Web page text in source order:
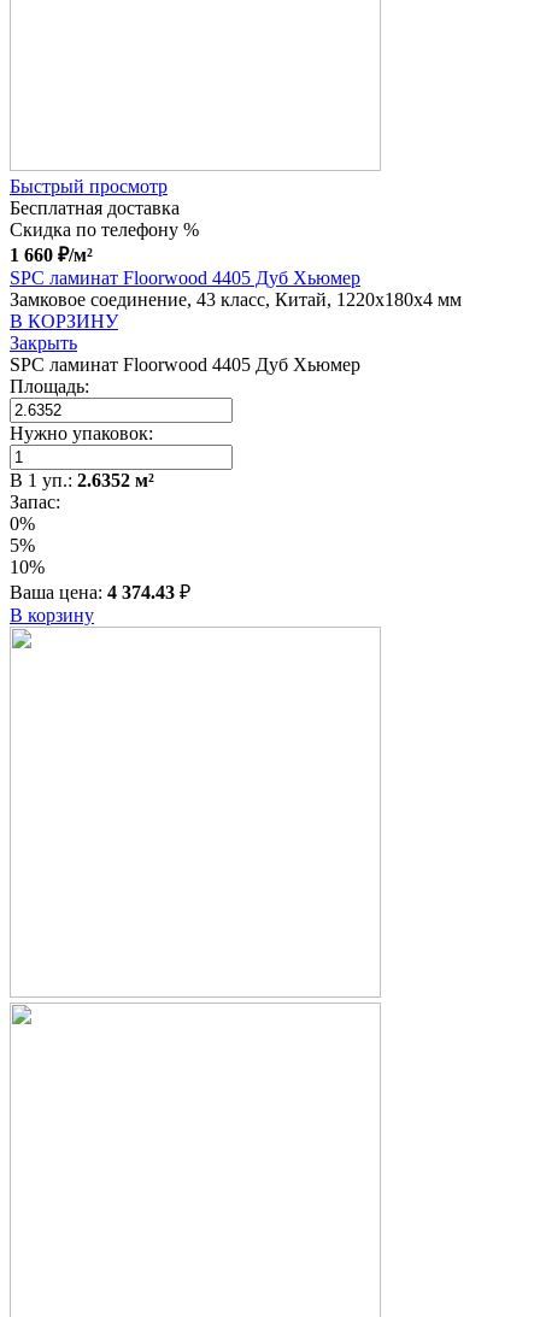
Быстрый просмотр
Бесплатная доставка
Скидка по телефону %
1 660 ₽/м²
SPC ламинат Floorwood 4405 Дуб Хьюмер
Замковое соединение, 43 класс, Китай, 1220x180x4 мм
В КОРЗИНУ
Закрыть
SPC ламинат Floorwood 4405 Дуб Хьюмер
Площадь:
Нужно упаковок:
В 1 уп.: 2.6352 м²
Запас:
0%
5%
10%
Ваша цена: 4 374.43 ₽
В корзину